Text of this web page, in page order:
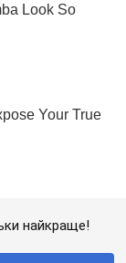
найкраще!